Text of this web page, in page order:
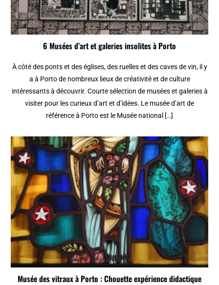
6 Musées d’art et galeries insolites à Porto
À côté des ponts et des églises, des ruelles et des caves de vin, il y
a à Porto de nombreux lieux de créativité et de culture
intéressants à découvrir. Courte sélection de musées et galeries à
visiter pour les curieux d’art et d’idées. Le musée d’art de
référence à Porto est le Musée national […]
Musée des vitraux à Porto : Chouette expérience didactique